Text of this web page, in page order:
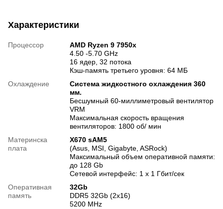
Характеристики
Процессор
AMD Ryzen 9 7950x
4.50 -5.70 GHz
16 ядер, 32 потока
Кэш-память третьего уровня: 64 МБ
Охлаждение
Система жидкостного охлаждения 360
мм.
Бесшумный 60-миллиметровый вентилятор
VRM
Максимальная скорость вращения
вентиляторов: 1800 об/ мин
Материнска
плата
X670 sAM5
(Asus, MSI, Gigabyte, ASRock)
Максимальный объем оперативной памяти:
до 128 Gb
Сетевой интерфейс: 1 х 1 Гбит/сек
Оперативная
память
32Gb
DDR5 32Gb (2x16)
5200 MHz